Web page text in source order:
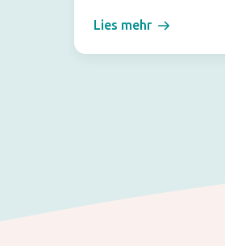
Lies mehr